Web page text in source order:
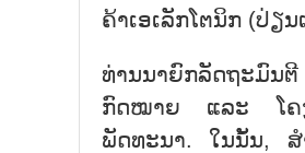
ຄ້າເອເລັກໂຕນິກ (ປ່ຽ
ທ່ານນາຍົກລັດຖະມົນ
ກົດໝາຍ ແລະ ໂຄງ
ພັດທະນາ. ໃນນັ້ນ, ສ